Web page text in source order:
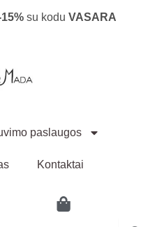
su kodu VASARA
paslaugos
Kontaktai